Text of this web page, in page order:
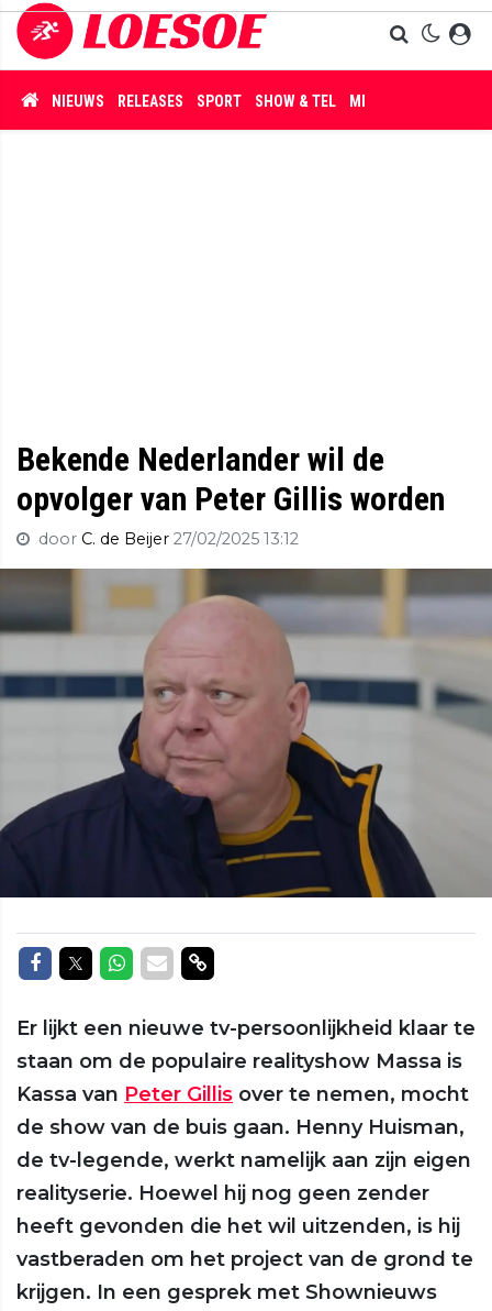
NIEUWS RELEASES SPORT SHOW & TEL MISDAAD
Bekende Nederlander wil de
opvolger van Peter Gillis worden
door C. de Beijer 27/02/2025 13:12
Delen op Facebook
Delen op Twitter
Delen op Whatsapp
Delen via Mail
Delen via link
Er lijkt een nieuwe tv-persoonlijkheid klaar te
staan om de populaire realityshow Massa is
Kassa van Peter Gillis over te nemen, mocht
de show van de buis gaan. Henny Huisman,
de tv-legende, werkt namelijk aan zijn eigen
realityserie. Hoewel hij nog geen zender
heeft gevonden die het wil uitzenden, is hij
vastberaden om het project van de grond te
krijgen. In een gesprek met Shownieuws